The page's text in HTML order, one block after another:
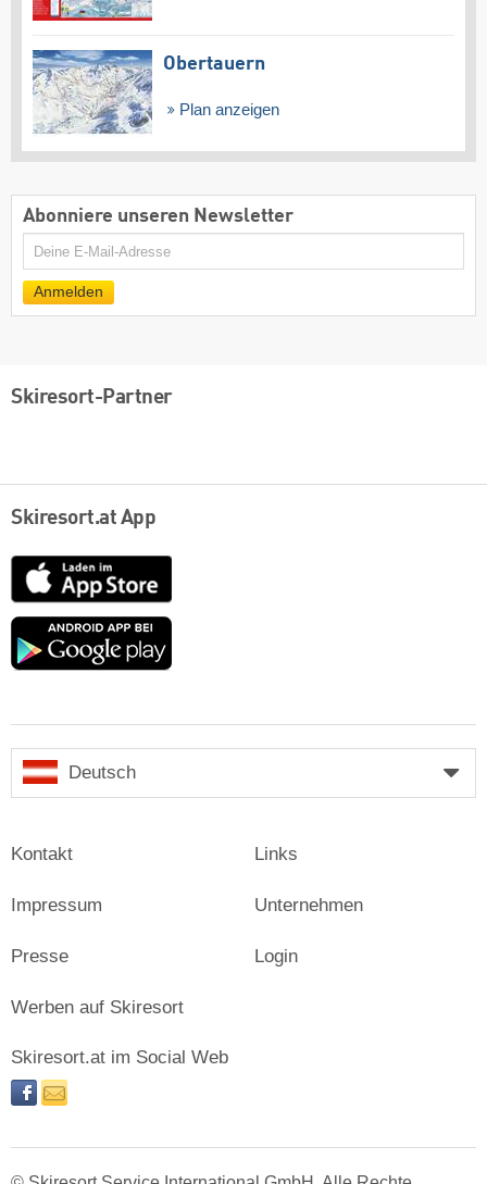
Obertauern
Plan anzeigen
Abonniere unseren Newsletter
E-
Mail
Anmelden
Skiresort-Partner
Skiresort.at App
App
Store
Google
Deutsch
Kontakt
Impressum
Presse
Links
Unternehmen
Login
Werben auf Skiresort
Skiresort.at im Social Web
facebooknewsletter